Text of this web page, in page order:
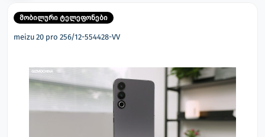
მობილური ტელეფონები
meizu 20 pro 256/12-554428-VV